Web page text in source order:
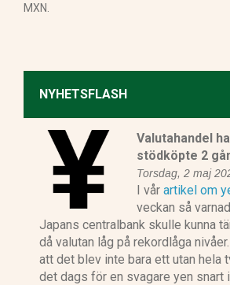
MXN.
NYHETSFLASH
Valutahandel
stödköpte 2
Torsdag, 2 maj
I vår artikel om
veckan så
Japans centralbank skulle kunna
då valutan låg på rekordlåga
att det blev inte bara ett utan hela
det dags för en svagare yen snart